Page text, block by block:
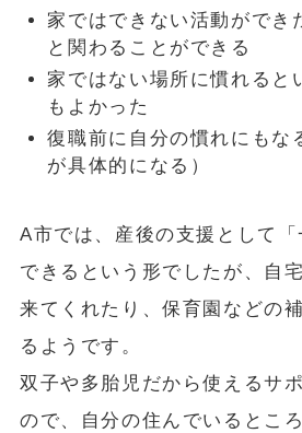
家ではできない活動ができ
と関わることができる
家ではない場所に慣れると
もよかった
復職前に自分の慣れにもな
が具体的になる）
A市では、産後の支援として
できるという形でしたが、自
来てくれたり、保育園などの
るようです。
双子や多胎児だから使えるサ
ので、自分の住んでいるとこ